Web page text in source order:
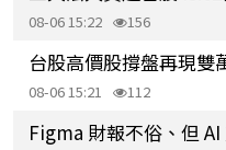
08-06 15:22 156
台股高價股撐盤再現
08-06 15:21 112
Figma 財報不俗、但